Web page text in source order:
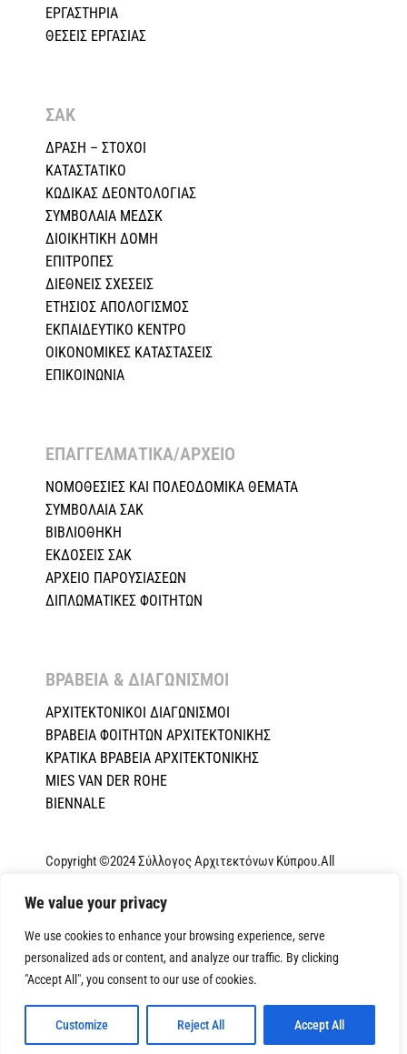
We value your privacy
We use cookies to enhance your browsing experience, serve
personalized ads or content, and analyze our traffic. By clicking
"Accept All", you consent to our use of cookies.
Customize Reject All Accept All
ΕΡΓΑΣΤΗΡΙΑ
ΘΕΣΕΙΣ ΕΡΓΑΣΙΑΣ
ΣΑΚ
ΔΡΑΣΗ – ΣΤΟΧΟΙ
ΚΑΤΑΣΤΑΤΙΚΟ
ΚΩΔΙΚΑΣ ΔΕΟΝΤΟΛΟΓΙΑΣ
ΣΥΜΒΟΛΑΙΑ ΜΕΔΣΚ
ΔΙΟΙΚΗΤΙΚΗ ΔΟΜΗ
ΕΠΙΤΡΟΠΕΣ
ΔΙΕΘΝΕΙΣ ΣΧΕΣEIΣ
ΕΤΗΣΙΟΣ ΑΠΟΛΟΓΙΣΜΟΣ
ΕΚΠΑΙΔΕΥΤΙΚΟ ΚΕΝΤΡΟ
ΟΙΚΟΝΟΜΙΚΕΣ ΚΑΤΑΣΤΑΣΕΙΣ
ΕΠΙΚΟΙΝΩΝΙΑ
ΕΠΑΓΓΕΛΜΑΤΙΚΑ/ΑΡΧΕΙΟ ​
ΝΟΜΟΘΕΣΙΕΣ KAI ΠΟΛΕΟΔΟΜΙΚΑ ΘΕΜΑΤΑ
ΣΥΜΒΟΛΑΙΑ ΣΑΚ
ΒΙΒΛΙΟΘΗΚΗ
ΕΚΔΟΣΕΙΣ ΣΑΚ
ΑΡΧΕΙΟ ΠΑΡΟΥΣΙΑΣΕΩΝ
ΔΙΠΛΩΜΑΤΙΚΕΣ ΦΟΙΤΗΤΩΝ
ΒΡΑΒΕΙΑ & ΔΙΑΓΩΝΙΣΜΟΙ ​
ΑΡΧΙΤΕΚΤΟΝΙΚΟΙ ΔΙΑΓΩΝΙΣΜΟΙ
ΒΡΑΒΕΙΑ ΦΟΙΤΗΤΩΝ ΑΡΧΙΤΕΚΤΟΝΙΚΗΣ
ΚΡΑΤΙΚΑ ΒΡΑΒΕΙΑ ΑΡΧΙΤΕΚΤΟΝΙΚΗΣ
MIES VAN DER ROHE
BIENNALE
Copyright ©2024 Σύλλογος Αρχιτεκτόνων Κύπρου.All
Privacy Policy